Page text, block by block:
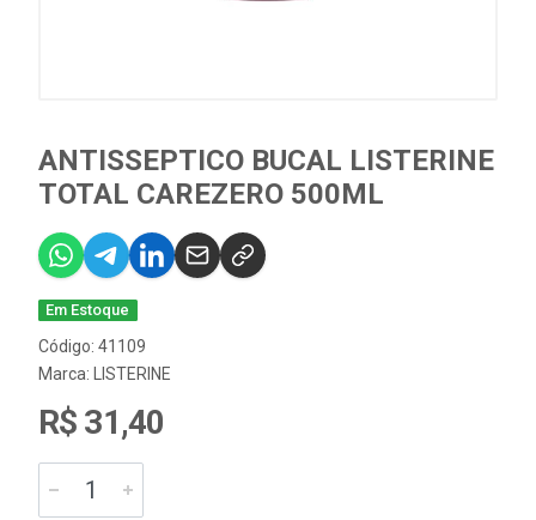
ANTISSEPTICO BUCAL LISTERINE
TOTAL CAREZERO 500ML
Em Estoque
Código: 41109
Marca:
LISTERINE
R$ 31,40